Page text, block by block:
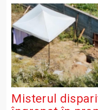
Misterul